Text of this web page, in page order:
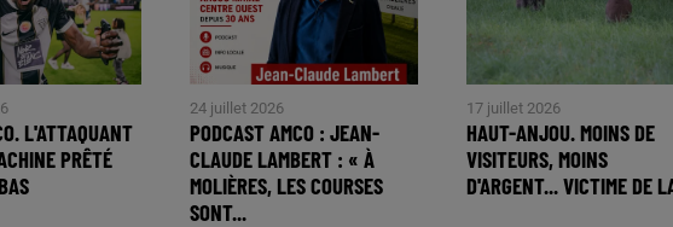
L'ATTAQUANT
PRÊTÉ
24 juillet 2026
PODCAST AMCO : JEAN-
CLAUDE LAMBERT : « À
MOLIÈRES, LES COURSES
SONT...
17 juillet 2026
HAUT-ANJOU. MOINS DE
VISITEURS, MOINS
D'ARGENT... VICTIME DE